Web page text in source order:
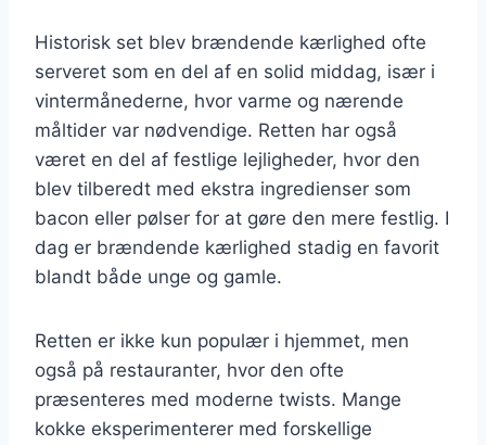
Historisk set blev brændende kærlighed ofte
serveret som en del af en solid middag, især i
vintermånederne, hvor varme og nærende
måltider var nødvendige. Retten har også
været en del af festlige lejligheder, hvor den
blev tilberedt med ekstra ingredienser som
bacon eller pølser for at gøre den mere festlig. I
dag er brændende kærlighed stadig en favorit
blandt både unge og gamle.
Retten er ikke kun populær i hjemmet, men
også på restauranter, hvor den ofte
præsenteres med moderne twists. Mange
kokke eksperimenterer med forskellige